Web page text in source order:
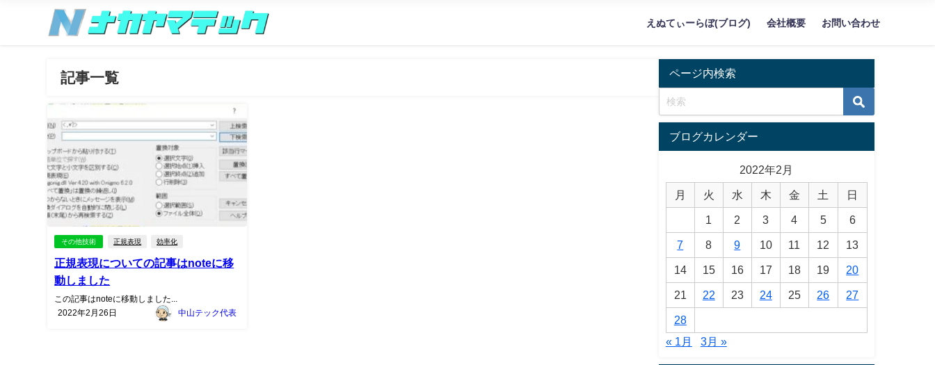
えぬてぃーらぼ(ブログ) 会社概要 お問い合わせ
記事一覧
その他技術 正規表現 効率化
正規表現についての記事はnoteに移
動しました
この記事はnoteに移動しました...
2022年2月26日
中山テック代表
ページ内検索
ブログカレンダー
2022年2月
月 火 水 木 金 土 日
1 2 3 4 5 6
7 8 9 10 11 12 13
14 15 16 17 18 19 20
21 22 23 24 25 26 27
28
« 1月
3月 »